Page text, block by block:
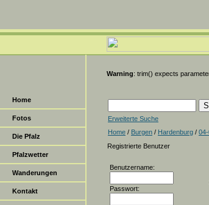
Home
Fotos
Die Pfalz
Pfalzwetter
Wanderungen
Kontakt
Warning: trim() expects
Erweiterte Suche
Home / Burgen / Hardenburg /
Registrierte Benutzer
Benutzername:
Passwort: